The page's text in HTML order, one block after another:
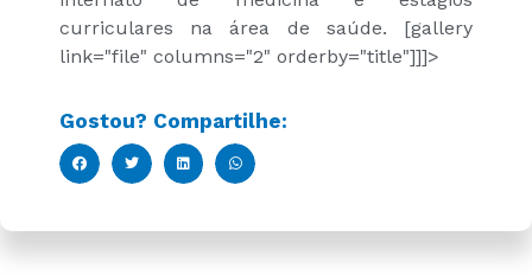
curriculares na área de saúde. [gallery
link="file" columns="2" orderby="title"]]]>
Gostou? Compartilhe: